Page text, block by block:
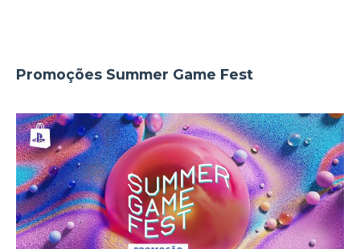
Promoções Summer Game Fest